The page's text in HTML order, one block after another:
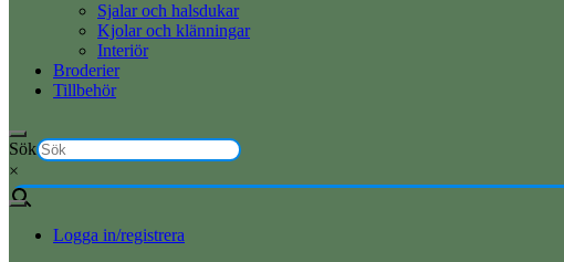
Sjalar och halsdukar
Kjolar och klänningar
Interiör
Broderier
Tillbehör
Sök
×
Logga in/registrera